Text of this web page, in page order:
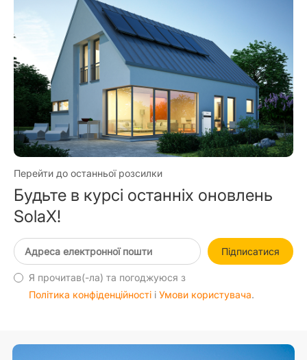
Перейти до останньої розсилки
Будьте в курсі останніх оновлень
SolaX!
Підписатися
Я прочитав(-ла) та погоджуюся з
Політика конфіденційності і Умови користувача.